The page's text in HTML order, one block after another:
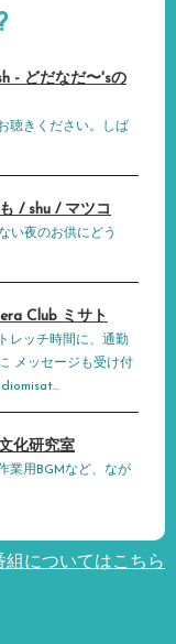
- どだなだ〜'sの
聴きください。しば
/ shu / マツコ
い夜のお供にどう
Club ミサト
レッチ時間に、通勤
メッセージも受け付
化研究室
業用BGMなど、なが
組についてはこちら